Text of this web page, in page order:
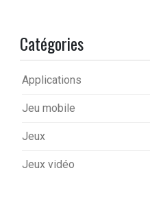
Catégories
Applications
Jeu mobile
Jeux
Jeux vidéo